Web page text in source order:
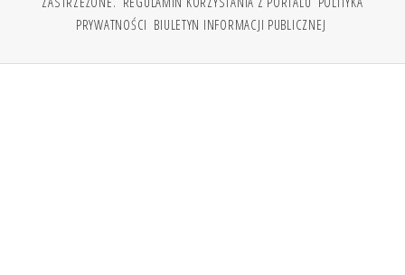
PRYWATNOŚCI BIULETYN INFORMACJI PUBLICZNEJ